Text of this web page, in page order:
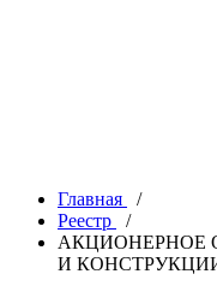
Главная
/
Реестр
/
АКЦИОНЕРНОЕ
И